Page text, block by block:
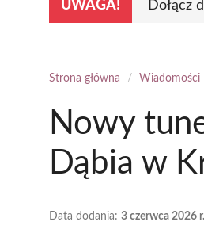
UWAGA! Dołącz
Strona główna / Wiadomości
Nowy
Dąbia w
Data dodania: 3 czerwca 2026 r.